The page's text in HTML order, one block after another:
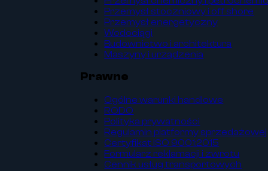
Przemysł stoczniowy i off shore
Przemysł energetyczny
Wodociągi
Budownictwo i architektura
Maszyny i urządzenia
Prawne
Ogólne warunki handlowe
RODO
Polityka prywatności
Regulamin platformy sprzedażowej
Certyfikat ISO 9001:2015
Formularz reklamacji i zwrotu
Cennik usług transportowych